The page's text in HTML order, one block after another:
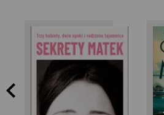
Sophie de Baere